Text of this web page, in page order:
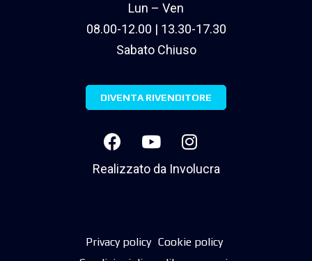
Lun – Ven
08.00-12.00 | 13.30-17.30
Sabato Chiuso
DIVENTA RIVENDITORE
Realizzato da Involucra
Privacy policy Cookie policy